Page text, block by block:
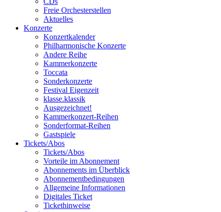
Freie Orchesterstellen
Aktuelles
Konzerte
Konzertkalender
Philharmonische Konzerte
Andere Reihe
Kammerkonzerte
Toccata
Sonderkonzerte
Festival Eigenzeit
klasse.klassik
Ausgezeichnet!
Kammerkonzert-Reihen
Sonderformat-Reihen
Gastspiele
Tickets/Abos
Tickets/Abos
Vorteile im Abonnement
Abonnements im Überblick
Abonnement­bedingungen
Allgemeine Informationen
Digitales Ticket
Ticket­hinweise